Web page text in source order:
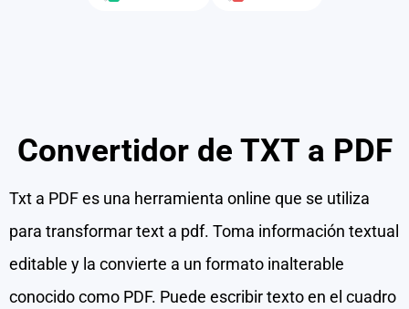
Convertidor de TXT a PDF
Txt a PDF es una herramienta online que se utiliza
para transformar text a pdf. Toma información textual
editable y la convierte a un formato inalterable
conocido como PDF. Puede escribir texto en el cuadro